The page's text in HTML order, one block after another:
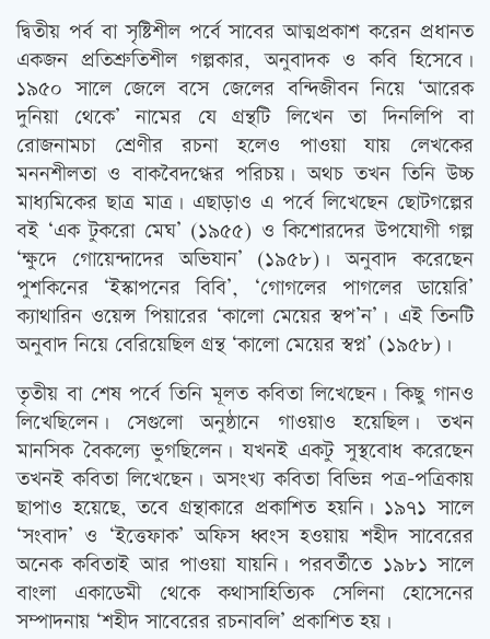
দ্বিতীয় পর্ব বা সৃষ্টিশীল পর্বে সাবের আত্মপ্রকাশ করেন প্রধানত
একজন প্রতিশ্রুতিশীল গল্পকার, অনুবাদক ও কবি হিসেবে।
১৯৫০ সালে জেলে বসে জেলের বন্দিজীবন নিয়ে ‘আরেক
দুনিয়া থেকে’ নামের যে গ্রন্থটি লিখেন তা দিনলিপি বা
রোজনামচা শ্রেণীর রচনা হলেও পাওয়া যায় লেখকের
মননশীলতা ও বাকবৈদগ্ধের পরিচয়। অথচ তখন তিনি উচ্চ
মাধ্যমিকের ছাত্র মাত্র। এছাড়াও এ পর্বে লিখেছেন ছোটগল্পের
বই ‘এক টুকরো মেঘ’ (১৯৫৫) ও কিশোরদের উপযোগী গল্প
‘ক্ষুদে গোয়েন্দাদের অভিযান’ (১৯৫৮)। অনুবাদ করেছেন
পুশকিনের ‘ইস্কাপনের বিবি’, ‘গোগলের পাগলের ডায়েরি’
ক্যাথারিন ওয়েন্স পিয়ারের ‘কালো মেয়ের স্বপ’ন’। এই তিনটি
অনুবাদ নিয়ে বেরিয়েছিল গ্রন্থ ‘কালো মেয়ের স্বপ্ন’ (১৯৫৮)।
তৃতীয় বা শেষ পর্বে তিনি মূলত কবিতা লিখেছেন। কিছু গানও
লিখেছিলেন। সেগুলো অনুষ্ঠানে গাওয়াও হয়েছিল। তখন
মানসিক বৈকল্যে ভুগছিলেন। যখনই একটু সুস্থবোধ করেছেন
তখনই কবিতা লিখেছেন। অসংখ্য কবিতা বিভিন্ন পত্র-পত্রিকায়
ছাপাও হয়েছে, তবে গ্রন্থাকারে প্রকাশিত হয়নি। ১৯৭১ সালে
‘সংবাদ’ ও ‘ইত্তেফাক’ অফিস ধ্বংস হওয়ায় শহীদ সাবেরের
অনেক কবিতাই আর পাওয়া যায়নি। পরবর্তীতে ১৯৮১ সালে
বাংলা একাডেমী থেকে কথাসাহিত্যিক সেলিনা হোসেনের
সম্পাদনায় ‘শহীদ সাবেরের রচনাবলি’ প্রকাশিত হয়।